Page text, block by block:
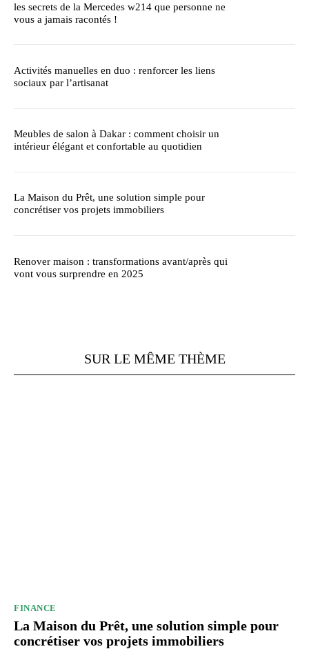
les secrets de la Mercedes w214 que personne ne
vous a jamais racontés !
Activités manuelles en duo : renforcer les liens
sociaux par l’artisanat
Meubles de salon à Dakar : comment choisir un
intérieur élégant et confortable au quotidien
La Maison du Prêt, une solution simple pour
concrétiser vos projets immobiliers
Renover maison : transformations avant/après qui
vont vous surprendre en 2025
SUR LE MÊME THÈME
FINANCE
La Maison du Prêt, une solution simple pour
concrétiser vos projets immobiliers